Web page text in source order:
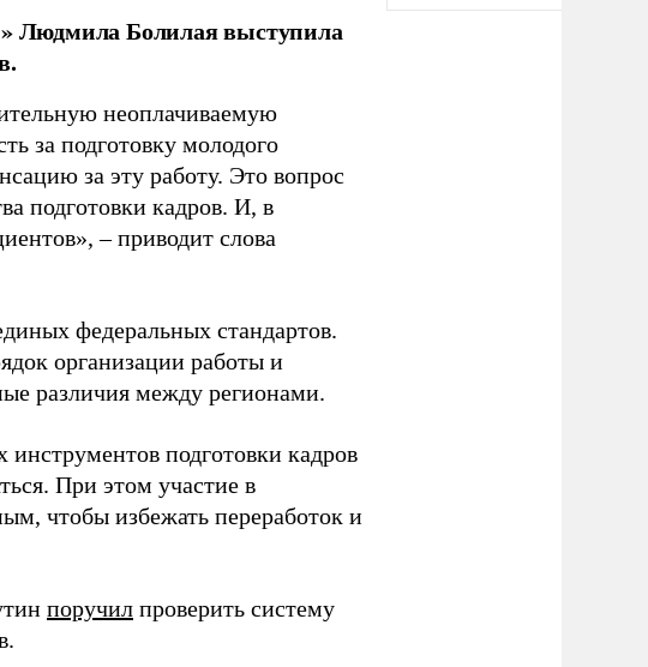
Людмила Болилая выступила
неоплачиваемую
за подготовку молодого
за эту работу. Это вопрос
подготовки кадров. И, в
– приводит слова
федеральных стандартов.
организации работы и
различия между регионами.
инструментов подготовки кадров
При этом участие в
чтобы избежать переработок и
поручил проверить систему